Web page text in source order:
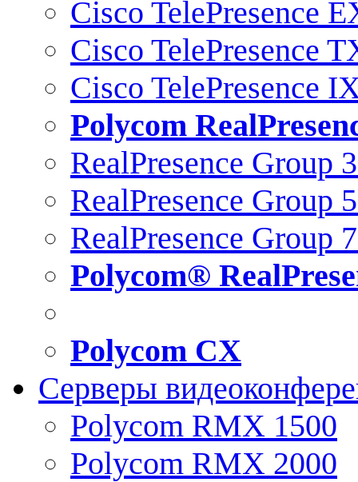
Cisco TelePresence
Cisco TelePresence
Cisco TelePresence
Polycom
RealPresence Group
RealPresence Group
RealPresence Group
Polycom®
Polycom CX
Серверы
Polycom RMX 1500
Polycom RMX 2000